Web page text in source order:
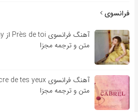
فرانسوی
متن و ترجمه مجزا
متن و ترجمه مجزا